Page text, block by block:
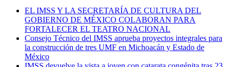
EL IMSS Y LA SECRETARÍA DE CULTURA DEL
GOBIERNO DE MÉXICO COLABORAN PARA
FORTALECER EL TEATRO NACIONAL
Consejo Técnico del IMSS aprueba proyectos integrales para
la construcción de tres UMF en Michoacán y Estado de
México